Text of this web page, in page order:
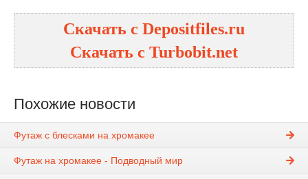
Скачать с Depositfiles.ru
Скачать с Turbobit.net
Похожие новости
Футаж с блесками на хромакее
Футаж на хромакее - Подводный мир